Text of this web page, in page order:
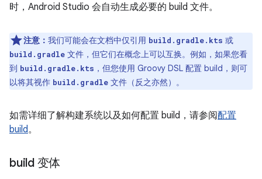
时，Android Studio 会自动生成必要的 build 文件。
注意： 我们可能会在文档中仅引用 build.gradle.kts 或
build.gradle 文件，但它们在概念上可以互换。例如，如果您看
到 build.gradle.kts ，但您使用 Groovy DSL 配置 build，则可
以将其视作 build.gradle 文件（反之亦然）。
如需详细了解构建系统以及如何配置 build，请参阅配置
build。
build 变体